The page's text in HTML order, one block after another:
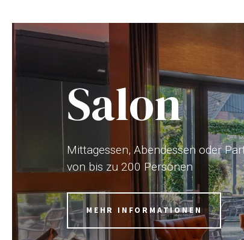
Salon
Mittagessen, Abendessen oder
von bis zu 200 Personen
MEHR INFORMATIONEN